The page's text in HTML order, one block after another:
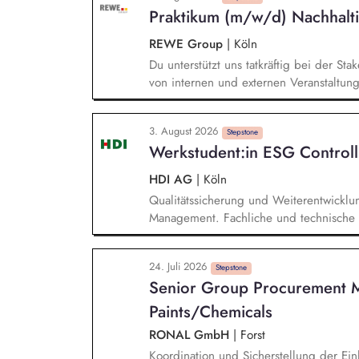
daraus wirksame Maßnahmen ab. Ziele
Messgrößen und Maßnahmenpläne
relevanten Fachbereichen erfolgreich um.
Praktikum (m/w/d)
REWE Group | Köln
Du unterstützt uns tatkräftig bei der
von internen und externen
Durchführung von Projekten im
Nachhaltigkeitsberichtserstattung.
Nachhaltigkeitsprojekten (z.B. durch die
Projektdokumentationen und Analysen
interner Termine).
3. August 2026 Stepstone
Werkstudent:in ESG
HDI AG | Köln
Qualitätssicherung und
Management. Fachliche und
Analyse von Auffälligkeiten. Erstellung
Kapitalanlage anhand von ESG-
von ESG-Daten. Unterstützung bei
und Research im ESG-Umfeld.
24. Juli 2026 Stepstone
Senior Group Procurement
Paints/Chemicals
RONAL GmbH | Forst